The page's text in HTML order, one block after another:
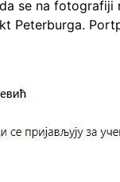
se na
Peterburga.